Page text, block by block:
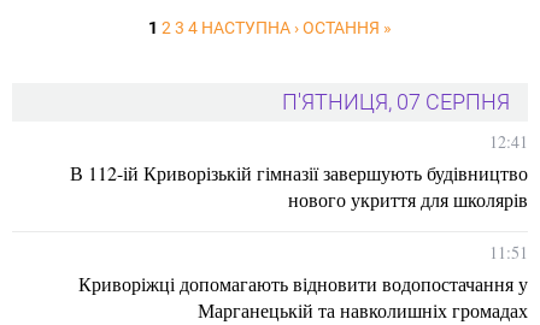
1 2 3 4 НАСТУПНА ›ОСТАННЯ »
П'ЯТНИЦЯ, 07 СЕРПНЯ
12:41
В 112-ій Криворізькій гімназії завершують будівництво
нового укриття для школярів
11:51
Криворіжці допомагають відновити водопостачання у
Марганецькій та навколишніх громадах